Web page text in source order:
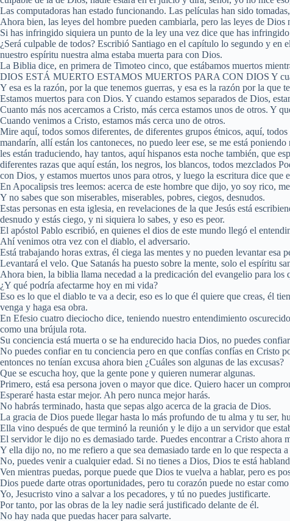
Las computadoras han estado funcionando. Las películas han sido
Ahora bien, las leyes del hombre pueden cambiarla, pero las leyes de
Si has infringido siquiera un punto de la ley una vez dice que has
¿Será culpable de todos? Escribió Santiago en el capítulo lo segundo y en
nuestro espíritu nuestra alma estaba muerta para con Dios.
La Biblia dice, en primera de Timoteo cinco, que estábamos muertos
DIOS ESTÁ MUERTO ESTAMOS MUERTOS PARA CON DIOS Y
Y esa es la razón, por la que tenemos guerras, y esa es la razón por la
Estamos muertos para con Dios. Y cuando estamos separados de Dios,
Cuanto más nos acercamos a Cristo, más cerca estamos unos de otros. Y
Cuando venimos a Cristo, estamos más cerca uno de otros.
Mire aquí, todos somos diferentes, de diferentes grupos étnicos, aquí,
mandarín, allí están los cantoneces, no puedo leer ese, se me está
les están traduciendo, hay tantos, aquí hispanos esta noche también, que
diferentes razas que aquí están, los negros, los blancos, todos mezclados
con Dios, y estamos muertos unos para otros, y luego la escritura dice que
En Apocalipsis tres leemos: acerca de este hombre que dijo, yo soy rico,
Y no sabes que son miserables, miserables, pobres, ciegos, desnudos.
Estas personas en esta iglesia, en revelaciones de la que Jesús está
desnudo y estás ciego, y ni siquiera lo sabes, y eso es peor.
El apóstol Pablo escribió, en quienes el dios de este mundo llegó el
Ahí venimos otra vez con el diablo, el adversario.
Está trabajando horas extras, él ciega las mentes y no pueden levantar
Levantará el velo. Que Satanás ha puesto sobre la mente, solo el espíritu
Ahora bien, la biblia llama necedad a la predicación del evangelio para los
¿Y qué podría afectarme hoy en mi vida?
Eso es lo que el diablo te va a decir, eso es lo que él quiere que creas, él
venga y haga esa obra.
En Efesio cuatro dieciocho dice, teniendo nuestro entendimiento
como una brújula rota.
Su conciencia está muerta o se ha endurecido hacia Dios, no puedes
No puedes confiar en tu conciencia pero en que confías confías en Cristo
entonces no tenían excusa ahora bien ¿Cuáles son algunas de las excusas?
Que se escucha hoy, que la gente pone y quieren numerar algunas.
Primero, está esa persona joven o mayor que dice. Quiero hacer un
Esperaré hasta estar mejor. Ah pero nunca mejor harás.
No habrás terminado, hasta que sepas algo acerca de la gracia de Dios.
La gracia de Dios puede llegar hasta lo más profundo de tu alma y tu ser,
Ella vino después de que terminó la reunión y le dijo a un servidor que
El servidor le dijo no es demasiado tarde. Puedes encontrar a Cristo ahora
Y ella dijo no, no me refiero a que sea demasiado tarde en lo que respecta
No, puedes venir a cualquier edad. Si no tienes a Dios, Dios te está
Ven mientras puedas, porque puede que Dios te vuelva a hablar, pero es
Dios puede darte otras oportunidades, pero tu corazón puede no estar
Yo, Jesucristo vino a salvar a los pecadores, y tú no puedes justificarte.
Por tanto, por las obras de la ley nadie será justificado delante de él.
No hay nada que puedas hacer para salvarte.